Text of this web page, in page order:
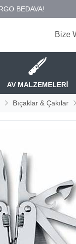
Bize
AV MALZEMELERİ
Bıçaklar & Çakılar